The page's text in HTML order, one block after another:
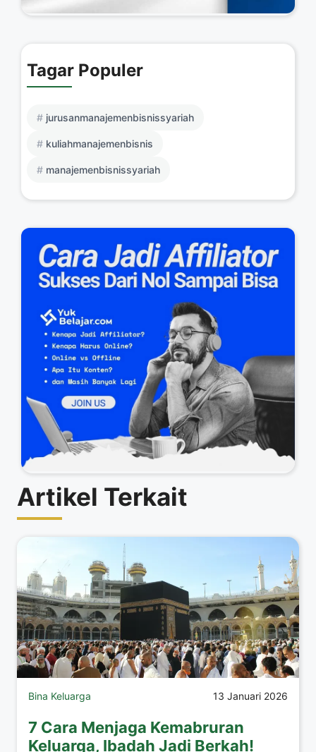
Tagar Populer
jurusanmanajemenbisnissyariah
kuliahmanajemenbisnis
manajemenbisnissyariah
Artikel Terkait
Bina Keluarga 13 Januari 2026
7 Cara Menjaga Kemabruran
Keluarga, Ibadah Jadi Berkah!